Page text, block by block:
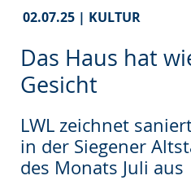
02.07.25 | KULTUR
Das Haus hat
Gesicht
LWL zeichnet
in der Siegener
des Monats Juli aus
Leichten
Sprache
wechseln.
Audio-
Unterstützung.
Video
in
Deutscher
Gebärdensprache
wird
angezeigt.